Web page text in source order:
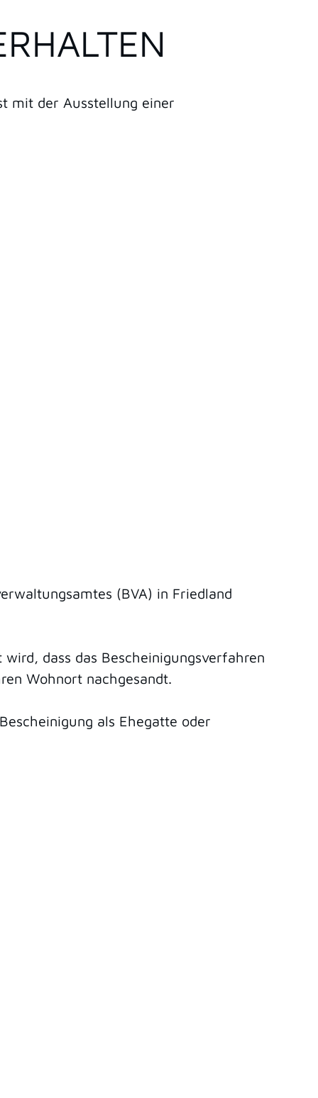
mit der Ausstellung einer
(BVA) in Friedland
dass das Bescheinigungsverfahren
Wohnort nachgesandt.
als Ehegatte oder